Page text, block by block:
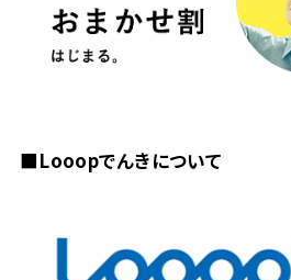
■Looopでんきについて